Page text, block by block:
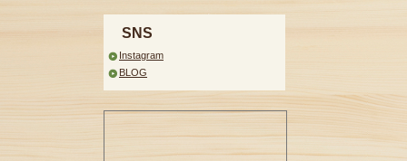
SNS
Instagram
BLOG